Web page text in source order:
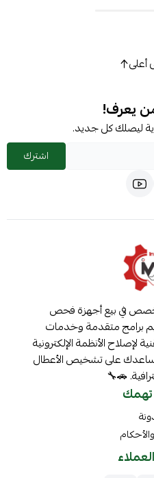
أعلى
يعرف!
ليصلك كل جديد.
اشترك
في بيع أجهزة فحص
برامج متقدمة وخدمات
لإصلاح الأنظمة الإلكترونية
على تشخيص الأعطال
🚗🔧
تهمك